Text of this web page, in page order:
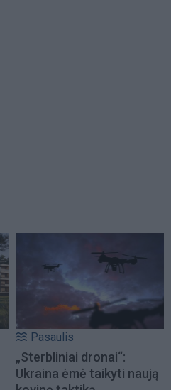
Pasaulis
„Sterbliniai dronai“:
Ukraina ėmė taikyti naują